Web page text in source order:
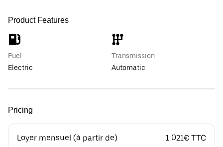
Product Features
Fuel
Electric
Transmission
Automatic
Pricing
Loyer mensuel (à partir de) 1 021€ TTC